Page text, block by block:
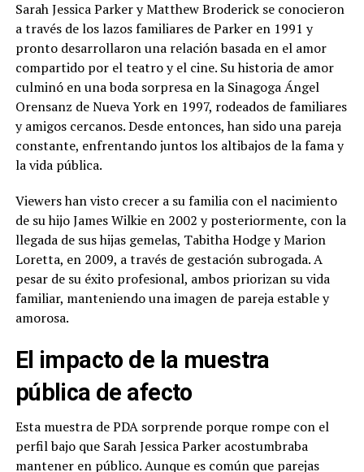
Sarah Jessica Parker y Matthew Broderick se conocieron
a través de los lazos familiares de Parker en 1991 y
pronto desarrollaron una relación basada en el amor
compartido por el teatro y el cine. Su historia de amor
culminó en una boda sorpresa en la Sinagoga Ángel
Orensanz de Nueva York en 1997, rodeados de familiares
y amigos cercanos. Desde entonces, han sido una pareja
constante, enfrentando juntos los altibajos de la fama y
la vida pública.
Viewers han visto crecer a su familia con el nacimiento
de su hijo James Wilkie en 2002 y posteriormente, con la
llegada de sus hijas gemelas, Tabitha Hodge y Marion
Loretta, en 2009, a través de gestación subrogada. A
pesar de su éxito profesional, ambos priorizan su vida
familiar, manteniendo una imagen de pareja estable y
amorosa.
El impacto de la muestra
pública de afecto
Esta muestra de PDA sorprende porque rompe con el
perfil bajo que Sarah Jessica Parker acostumbraba
mantener en público. Aunque es común que parejas